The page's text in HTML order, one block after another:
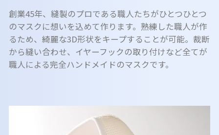
創業45年、縫製のプロである職人たちがひとつひとつ
のマスクに想いを込めて作ります。熟練した職人が作
るため、綺麗な3D形状をキープすることが可能。裁断
から縫い合わせ、イヤーフックの取り付けなど全てが
職人による完全ハンドメイドのマスクです。